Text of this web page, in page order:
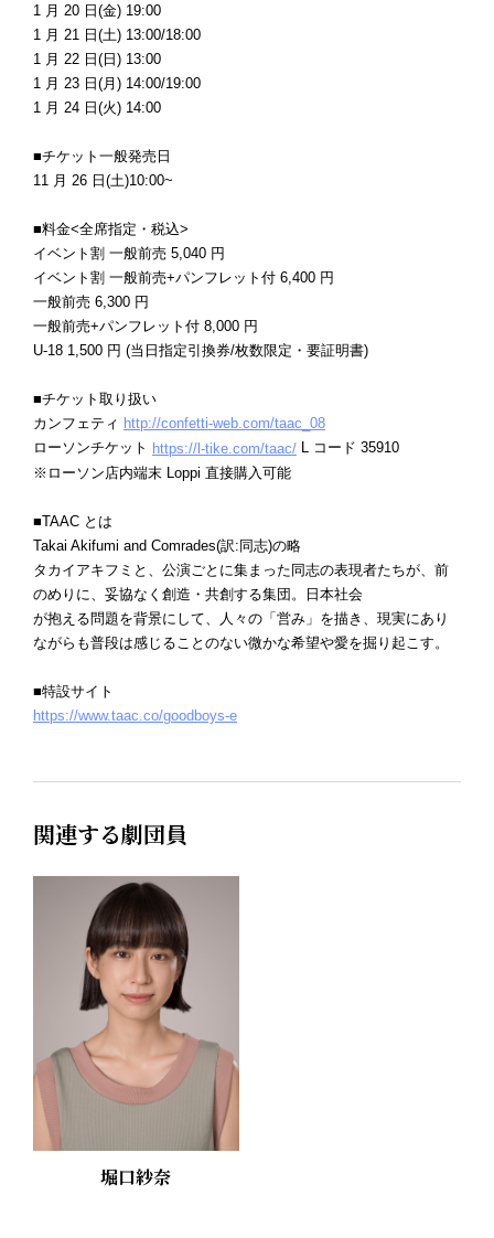
1 月 20 日(金) 19:00
1 月 21 日(土) 13:00/18:00
1 月 22 日(日) 13:00
1 月 23 日(月) 14:00/19:00
1 月 24 日(火) 14:00
■チケット一般発売日
11 月 26 日(土)10:00~
■料金<全席指定・税込>
イベント割 一般前売 5,040 円
イベント割 一般前売+パンフレット付 6,400 円
一般前売 6,300 円
一般前売+パンフレット付 8,000 円
U-18 1,500 円 (当日指定引換券/枚数限定・要証明書)
■チケット取り扱い
カンフェティ http://confetti-web.com/taac_08
ローソンチケット https://l-tike.com/taac/ L コード 35910
※ローソン店内端末 Loppi 直接購入可能
■TAAC とは
Takai Akifumi and Comrades(訳:同志)の略
タカイアキフミと、公演ごとに集まった同志の表現者たちが、前
のめりに、妥協なく創造・共創する集団。日本社会
が抱える問題を背景にして、人々の「営み」を描き、現実にあり
ながらも普段は感じることのない微かな希望や愛を掘り起こす。
■特設サイト
https://www.taac.co/goodboys-e
関連する劇団員
堀口紗奈